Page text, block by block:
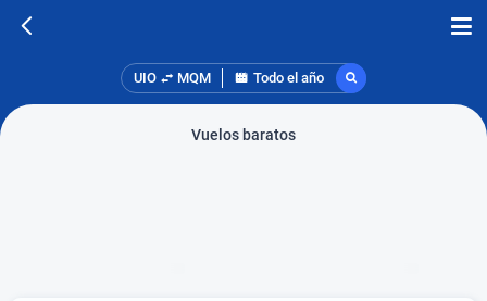
UIO MQM Todo el año
Vuelos baratos